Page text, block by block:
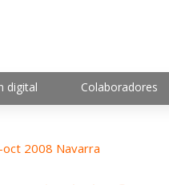
digital Colaboradores
2008 Navarra